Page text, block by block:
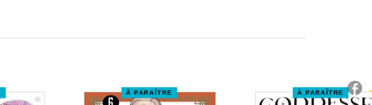
À PARAÎTRE À PARAÎTRE